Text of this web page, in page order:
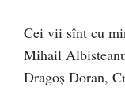
Cei vii sînt cu
Mihail
Dragoș Doran,